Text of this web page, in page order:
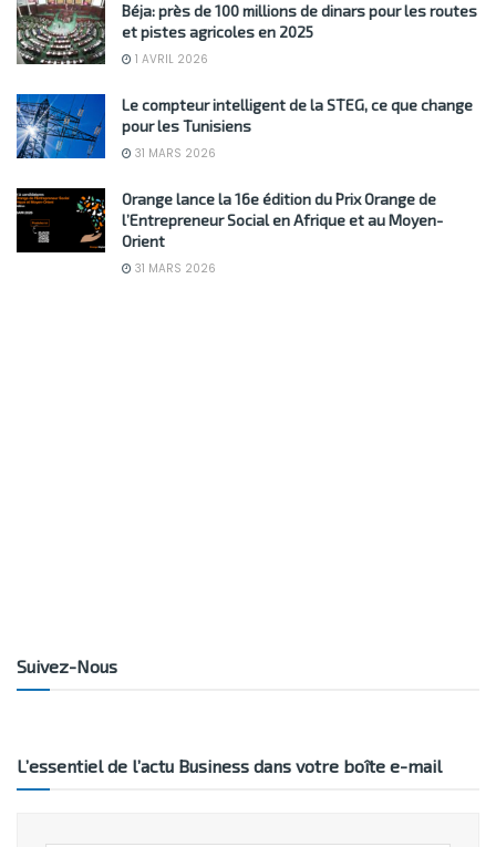
Béja: près de 100 millions de dinars pour les routes
et pistes agricoles en 2025
1 AVRIL 2026
Le compteur intelligent de la STEG, ce que change
pour les Tunisiens
31 MARS 2026
Orange lance la 16e édition du Prix Orange de
l’Entrepreneur Social en Afrique et au Moyen-
Orient
31 MARS 2026
Suivez-Nous
L’essentiel de l’actu Business dans votre boîte e-mail